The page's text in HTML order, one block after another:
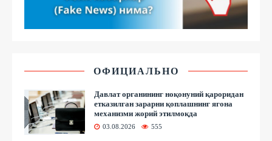
ОФИЦИАЛЬНО
Давлат органининг ноқонуний қароридан
етказилган зарарни қоплашнинг ягона
механизми жорий этилмоқда
03.08.2026 555